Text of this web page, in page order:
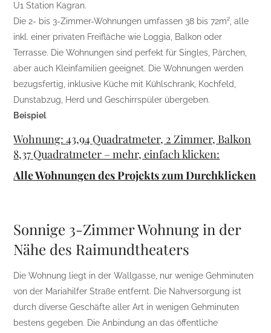
U1 Station Kagran.
Die 2- bis 3-Zimmer-Wohnungen umfassen 38 bis 72m², alle
inkl. einer privaten Freifläche wie Loggia, Balkon oder
Terrasse. Die Wohnungen sind perfekt für Singles, Pärchen,
aber auch Kleinfamilien geeignet. Die Wohnungen werden
bezugsfertig, inklusive Küche mit Kühlschrank, Kochfeld,
Dunstabzug, Herd und Geschirrspüler übergeben.
Beispiel
Wohnung: 43,94 Quadratmeter, 2 Zimmer, Balkon
8,37 Quadratmeter – mehr, einfach klicken:
Alle Wohnungen des Projekts zum Durchklicken
Sonnige 3-Zimmer Wohnung in der
Nähe des Raimundtheaters
Die Wohnung liegt in der Wallgasse, nur wenige Gehminuten
von der Mariahilfer Straße entfernt. Die Nahversorgung ist
durch diverse Geschäfte aller Art in wenigen Gehminuten
bestens gegeben. Die Anbindung an das öffentliche